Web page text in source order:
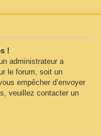
!
administrateur a
le forum, soit un
empêcher d’envoyer
veuillez contacter un